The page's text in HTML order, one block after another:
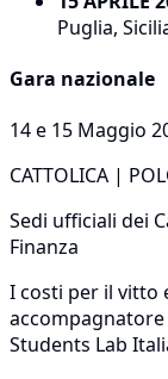
Puglia,
Gara nazionale
14 e 15 Maggio
CATTOLICA |
Sedi ufficiali dei
Finanza
I costi per il vitto
Students Lab